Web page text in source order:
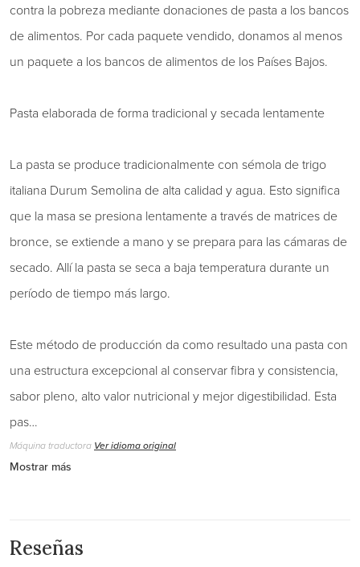
contra la pobreza mediante donaciones de pasta a los bancos
de alimentos. Por cada paquete vendido, donamos al menos
un paquete a los bancos de alimentos de los Países Bajos.
Pasta elaborada de forma tradicional y secada lentamente
La pasta se produce tradicionalmente con sémola de trigo
italiana Durum Semolina de alta calidad y agua. Esto significa
que la masa se presiona lentamente a través de matrices de
bronce, se extiende a mano y se prepara para las cámaras de
secado. Allí la pasta se seca a baja temperatura durante un
período de tiempo más largo.
Este método de producción da como resultado una pasta con
una estructura excepcional al conservar fibra y consistencia,
sabor pleno, alto valor nutricional y mejor digestibilidad. Esta
pas…
Máquina traductora Ver idioma original
Mostrar más
Reseñas